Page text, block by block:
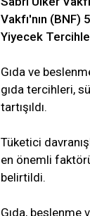
Vakfı'nın (BNF)
Yiyecek
Gıda ve
gıda tercihleri,
tartışıldı.
Tüketici
en önemli
belirtildi.
Gıda, beslenme